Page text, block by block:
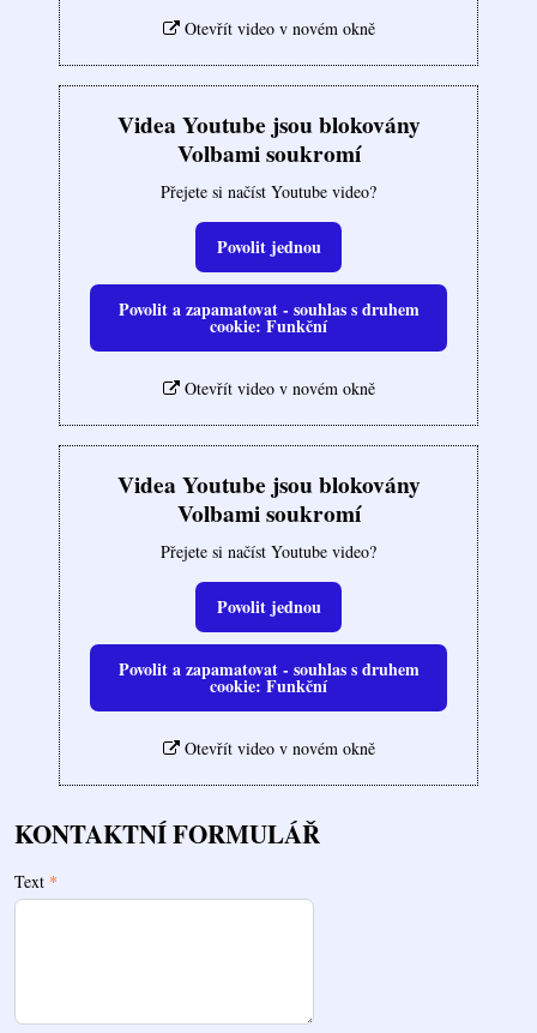
Otevřít video v novém okně
Videa Youtube jsou blokovány
Volbami soukromí
Přejete si načíst Youtube video?
Povolit jednou
Povolit a zapamatovat - souhlas s druhem
cookie: Funkční
Otevřít video v novém okně
Videa Youtube jsou blokovány
Volbami soukromí
Přejete si načíst Youtube video?
Povolit jednou
Povolit a zapamatovat - souhlas s druhem
cookie: Funkční
Otevřít video v novém okně
KONTAKTNÍ FORMULÁŘ
Text *